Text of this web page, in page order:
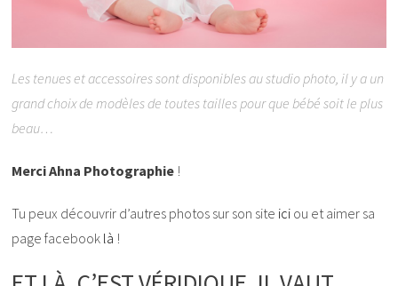
Les tenues et accessoires sont disponibles au studio photo, il y a un
grand choix de modèles de toutes tailles pour que bébé soit le plus
beau…
Merci Ahna Photographie !
Tu peux découvrir d’autres photos sur son site ici ou et aimer sa
page facebook là !